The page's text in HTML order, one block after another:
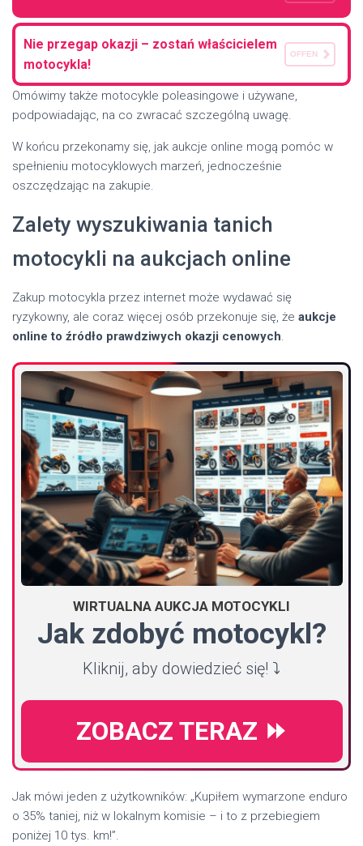
Nie przegap okazji – zostań właścicielem
motocykla!
OFFEN
Omówimy także motocykle poleasingowe i używane,
podpowiadając, na co zwracać szczególną uwagę.
W końcu przekonamy się, jak aukcje online mogą pomóc w
spełnieniu motocyklowych marzeń, jednocześnie
oszczędzając na zakupie.
Zalety wyszukiwania tanich
motocykli na aukcjach online
Zakup motocykla przez internet może wydawać się
ryzykowny, ale coraz więcej osób przekonuje się, że aukcje
online to źródło prawdziwych okazji cenowych.
WIRTUALNA AUKCJA MOTOCYKLI
Jak zdobyć motocykl?
Kliknij, aby dowiedzieć się! ⤵️
ZOBACZ TERAZ ⏩
Jak mówi jeden z użytkowników: „Kupiłem wymarzone enduro
o 35% taniej, niż w lokalnym komisie – i to z przebiegiem
poniżej 10 tys. km!”.